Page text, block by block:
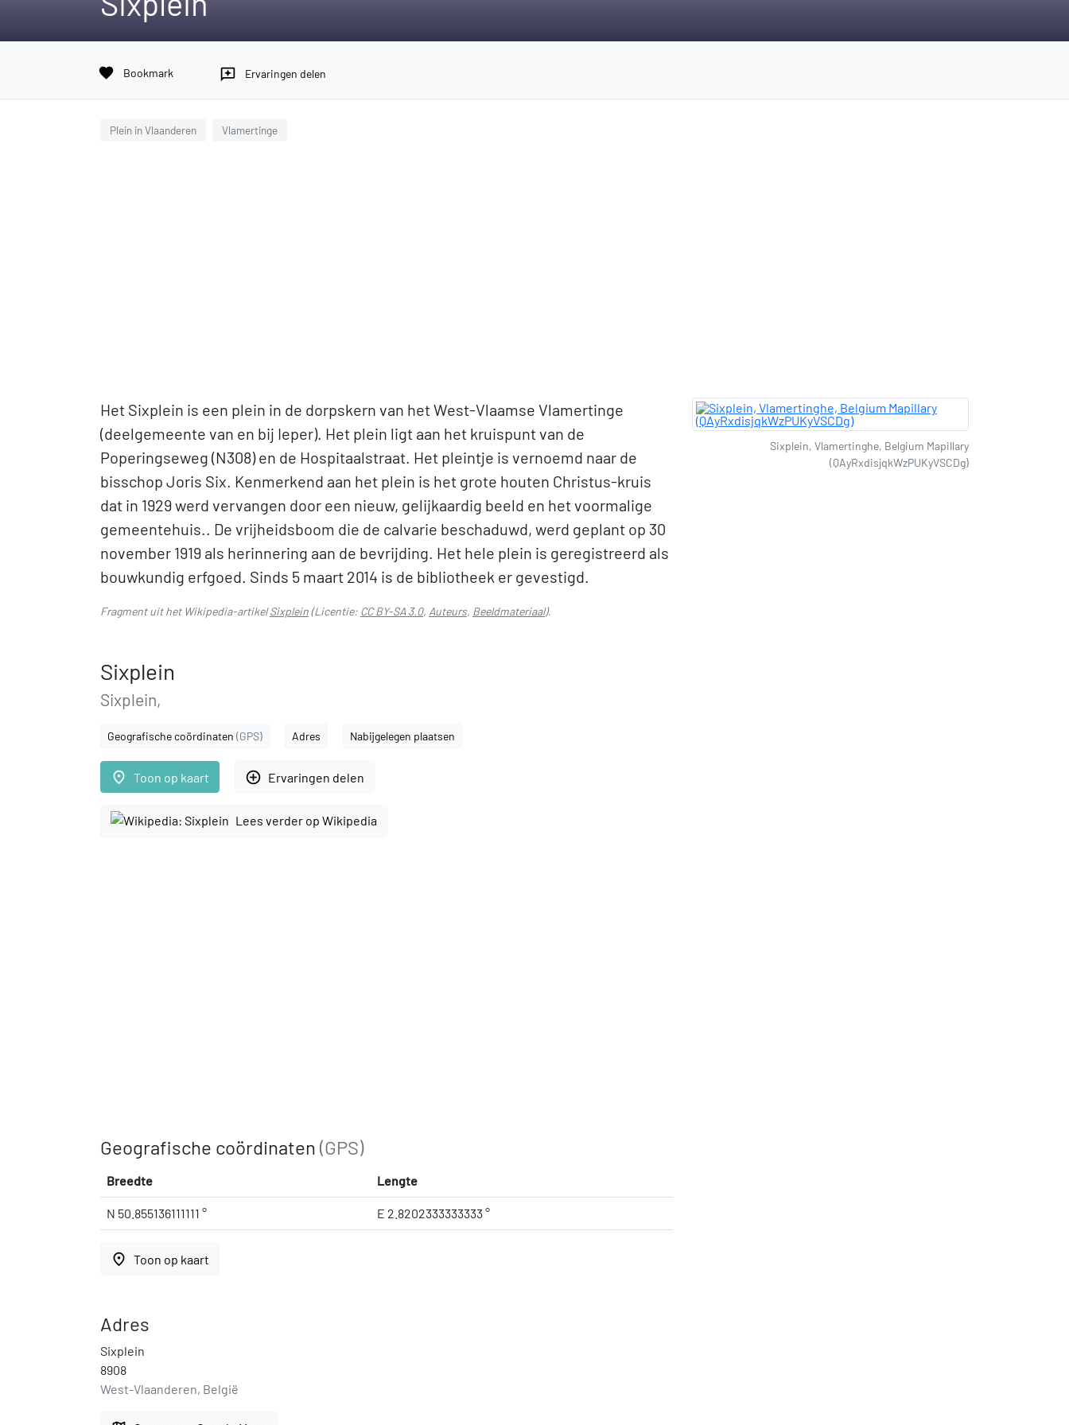
favorite Bookmark reviews Ervaringen delen
Plein in Vlaanderen Vlamertinge
Het Sixplein is een plein in de dorpskern van het West-Vlaamse Vlamertinge
(deelgemeente van en bij Ieper). Het plein ligt aan het kruispunt van de
Poperingseweg (N308) en de Hospitaalstraat. Het pleintje is vernoemd naar de
bisschop Joris Six. Kenmerkend aan het plein is het grote houten Christus-kruis
dat in 1929 werd vervangen door een nieuw, gelijkaardig beeld en het voormalige
gemeentehuis.. De vrijheidsboom die de calvarie beschaduwd, werd geplant op 30
november 1919 als herinnering aan de bevrijding. Het hele plein is geregistreerd als
bouwkundig erfgoed. Sinds 5 maart 2014 is de bibliotheek er gevestigd.
Fragment uit het Wikipedia-artikelSixplein(Licentie: CC BY-SA 3.0, Auteurs, Beeldmateriaal).
Sixplein
Sixplein,
Geografische coördinaten (GPS) Adres Nabijgelegen plaatsen
place Toon op kaart add_circle_outline Ervaringen delen
Lees verder op Wikipedia
Geografische coördinaten (GPS)
Breedte Lengte
N 50.855136111111 ° E 2.8202333333333 °
place Toon op kaart
Adres
Sixplein
8908
West-Vlaanderen, België
Sixplein, Vlamertinghe, Belgium Mapillary
(QAyRxdisjqkWzPUKyVSCDg)